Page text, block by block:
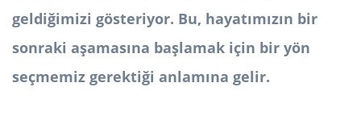
geldiğimizi gösteriyor. Bu, hayatımızın bir
sonraki aşamasına başlamak için bir yön
seçmemiz gerektiği anlamına gelir.